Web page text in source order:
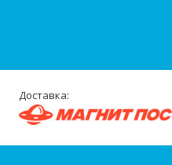
Доставка: